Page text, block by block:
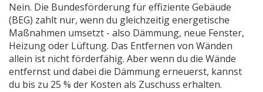
Nein. Die Bundesförderung für effiziente Gebäude
(BEG) zahlt nur, wenn du gleichzeitig energetische
Maßnahmen umsetzt - also Dämmung, neue Fenster,
Heizung oder Lüftung. Das Entfernen von Wänden
allein ist nicht förderfähig. Aber wenn du die Wände
entfernst und dabei die Dämmung erneuerst, kannst
du bis zu 25 % der Kosten als Zuschuss erhalten.